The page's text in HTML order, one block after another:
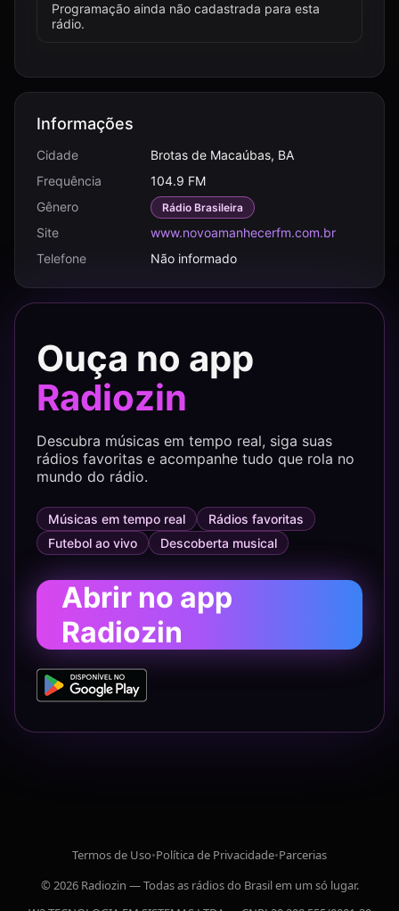
Programação ainda não cadastrada para esta
rádio.
Informações
Cidade
Brotas de Macaúbas, BA
Frequência
104.9 FM
Gênero
Rádio Brasileira
Site
www.novoamanhecerfm.com.br
Telefone
Não informado
Ouça no app
Radiozin
Descubra músicas em tempo real, siga suas
rádios favoritas e acompanhe tudo que rola no
mundo do rádio.
Músicas em tempo real
Rádios favoritas
Futebol ao vivo
Descoberta musical
Abrir no app
Radiozin
Termos de Uso•Política de Privacidade•Parcerias
© 2026 Radiozin — Todas as rádios do Brasil em um só lugar.